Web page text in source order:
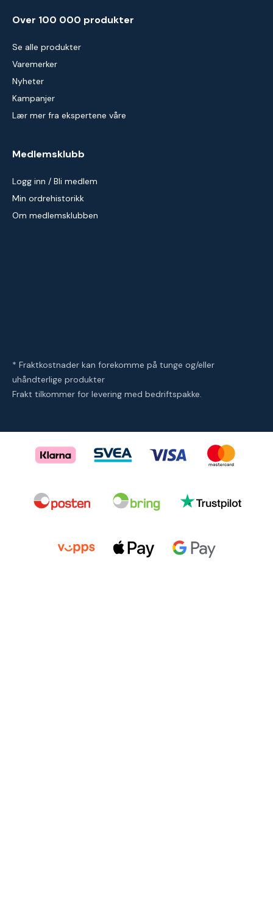
Over 100 000 produkter
Se alle produkter
Varemerker
Nyheter
Kampanjer
Lær mer fra ekspertene våre
Medlemsklubb
Logg inn / Bli medlem
Min ordrehistorikk
Om medlemsklubben
* Fraktkostnader kan forekomme på tunge og/eller
uhåndterlige produkter
Frakt tilkommer for levering med bedriftspakke.